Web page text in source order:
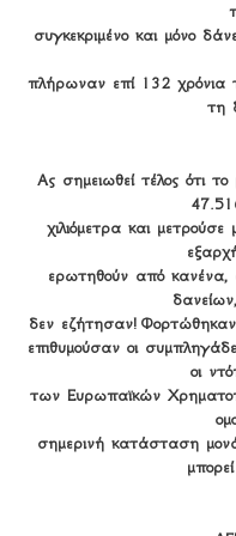
συγκεκριμένο και μόνο
πλήρωναν επί 132 χρόνια
τη
Ας σημειωθεί τέλος ότι
χιλιόμετρα και μετρούσε
ερωτηθούν από
δεν εζήτησαν!
επιθυμούσαν οι
οι
των Ευρωπαϊκών
σημερινή κατάσταση